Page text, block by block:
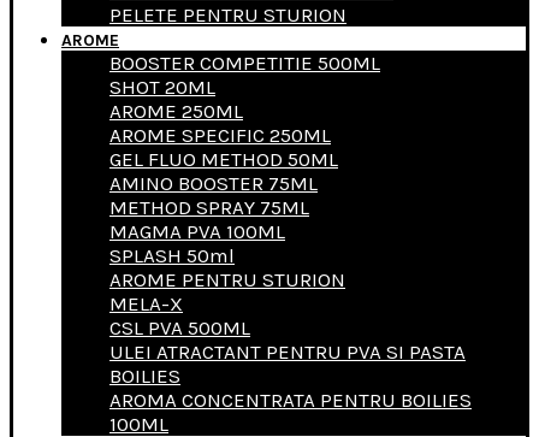
PELETE PENTRU STURION
AROME
BOOSTER COMPETITIE 500ML
SHOT 20ML
AROME 250ML
AROME SPECIFIC 250ML
GEL FLUO METHOD 50ML
AMINO BOOSTER 75ML
METHOD SPRAY 75ML
MAGMA PVA 100ML
SPLASH 50ml
AROME PENTRU STURION
MELA-X
CSL PVA 500ML
ULEI ATRACTANT PENTRU PVA SI PASTA
BOILIES
AROMA CONCENTRATA PENTRU BOILIES
100ML